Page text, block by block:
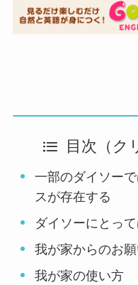
目次（ク
一部のダイソー
スが存在する
ダイソーにとっ
我が家からのお
我が家の使い方